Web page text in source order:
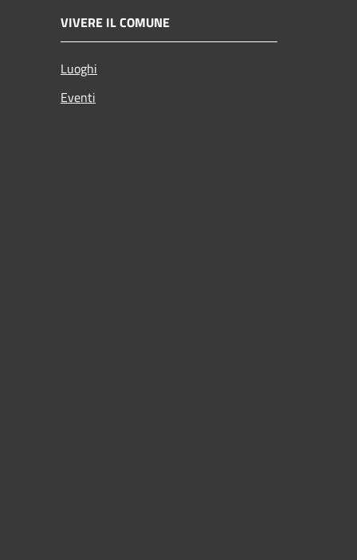
VIVERE IL COMUNE
Luoghi
Eventi